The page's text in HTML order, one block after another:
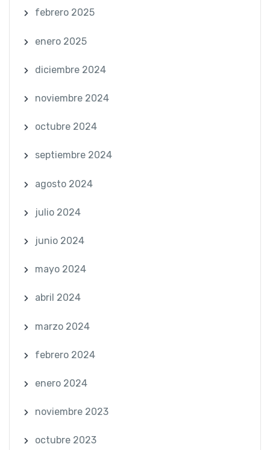
febrero 2025
enero 2025
diciembre 2024
noviembre 2024
octubre 2024
septiembre 2024
agosto 2024
julio 2024
junio 2024
mayo 2024
abril 2024
marzo 2024
febrero 2024
enero 2024
noviembre 2023
octubre 2023